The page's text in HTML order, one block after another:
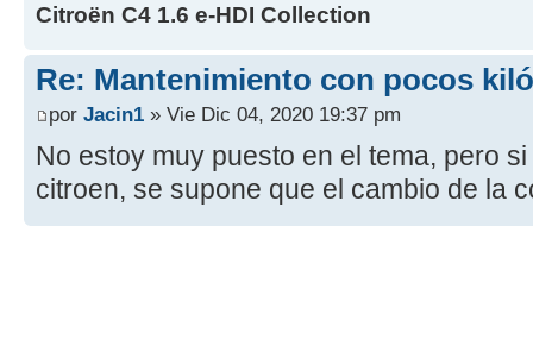
Citroën C4 1.6 e-HDI Collection
Re: Mantenimiento con pocos
por Jacin1 » Vie Dic 04, 2020 19:37 pm
No estoy muy puesto en el tema, pero
citroen, se supone que el cambio de la